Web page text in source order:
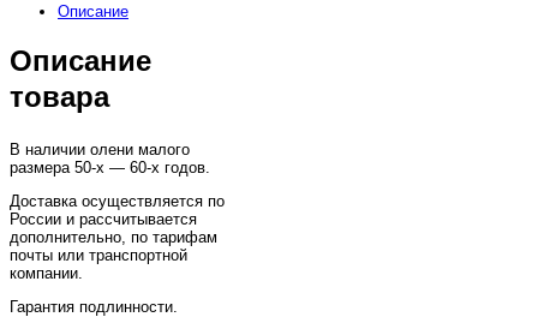
Описание
Описание
товара
В наличии олени малого
размера 50-х — 60-х годов.
Доставка осуществляется по
России и рассчитывается
дополнительно, по тарифам
почты или транспортной
компании.
Гарантия подлинности.